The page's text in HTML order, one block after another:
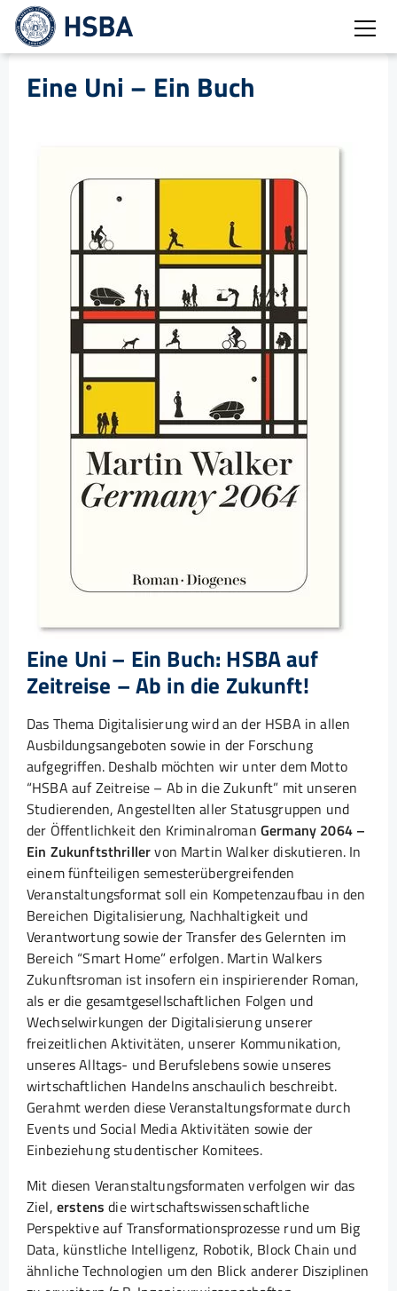
Eine Uni – Ein Buch
Eine Uni – Ein Buch: HSBA auf
Zeitreise – Ab in die Zukunft!
Das Thema Digitalisierung wird an der HSBA in allen
Ausbildungsangeboten sowie in der Forschung
aufgegriffen. Deshalb möchten wir unter dem Motto
“HSBA auf Zeitreise – Ab in die Zukunft” mit unseren
Studierenden, Angestellten aller Statusgruppen und
der Öffentlichkeit den Kriminalroman Germany 2064 –
Ein Zukunftsthrillervon Martin Walker diskutieren. In
einem fünfteiligen semesterübergreifenden
Veranstaltungsformat soll ein Kompetenzaufbau in den
Bereichen Digitalisierung, Nachhaltigkeit und
Verantwortung sowie der Transfer des Gelernten im
Bereich “Smart Home” erfolgen. Martin Walkers
Zukunftsroman ist insofern ein inspirierender Roman,
als er die gesamtgesellschaftlichen Folgen und
Wechselwirkungen der Digitalisierung unserer
freizeitlichen Aktivitäten, unserer Kommunikation,
unseres Alltags- und Berufslebens sowie unseres
wirtschaftlichen Handelns anschaulich beschreibt.
Gerahmt werden diese Veranstaltungsformate durch
Events und Social Media Aktivitäten sowie der
Einbeziehung studentischer Komitees.
Mit diesen Veranstaltungsformaten verfolgen wir das
Ziel, erstens die wirtschaftswissenschaftliche
Perspektive auf Transformationsprozesse rund um Big
Data, künstliche Intelligenz, Robotik, Block Chain und
ähnliche Technologien um den Blick anderer Disziplinen